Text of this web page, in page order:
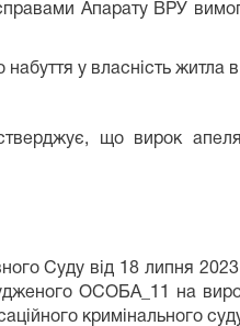
Апарату ВРУ
у власність житла
що вирок
Суду від 18 липня
ОСОБА_11 на
кримінального